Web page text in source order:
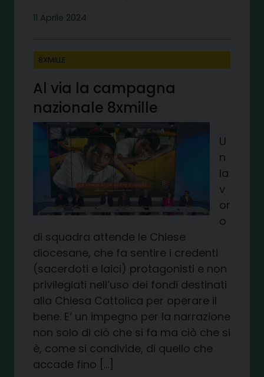
11 Aprile 2024
8XMILLE
Al via la campagna
nazionale 8xmille
U
n
la
v
or
o
di squadra attende le Chiese
diocesane, che fa sentire i credenti
(sacerdoti e laici) protagonisti e non
privilegiati nell’uso dei fondi destinati
alla Chiesa Cattolica per operare il
bene. E’ un impegno per la narrazione
non solo di ciò che si fa ma ciò che si
è, come si condivide, di quello che
accade fino […]